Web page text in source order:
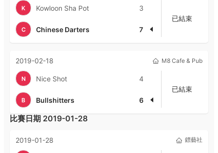
K Kowloon Sha Pot 3
C Chinese Darters 7
已結束
2019-02-18 M8 Cafe & Pub
N Nice Shot 4
B Bullshitters 6
已結束
比賽日期 2019-01-28
2019-01-28 鏢藝社